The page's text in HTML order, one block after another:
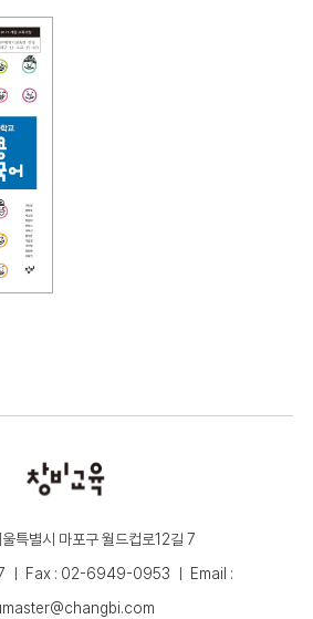
특별시 마포구 월드컵로12길 7
ㅣ Fax : 02-6949-0953 ㅣ Email :